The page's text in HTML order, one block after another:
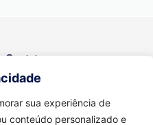
sua experiência de
conteúdo personalizado e
Contato
Se você tiver alguma dúvida, entre